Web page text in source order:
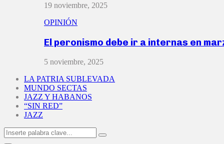
19 noviembre, 2025
OPINIÓN
El peronismo debe ir a internas en
5 noviembre, 2025
LA PATRIA SUBLEVADA
MUNDO SECTAS
JAZZ Y HABANOS
“SIN RED”
JAZZ
Search
for:
Search